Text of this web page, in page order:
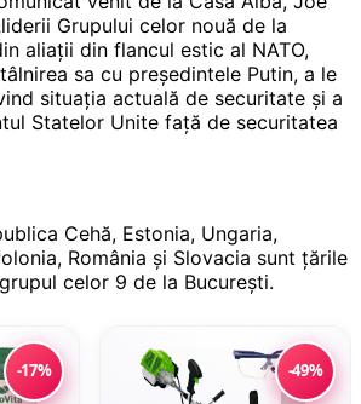
Grupului celor nouă de la
aliații din flancul estic al NATO,
sa cu președintele Putin, a le
situația actuală de securitate și a
Statelor Unite față de securitatea
Cehă, Estonia, Ungaria,
România și Slovacia sunt țările
celor 9 de la București.
-17% -49%